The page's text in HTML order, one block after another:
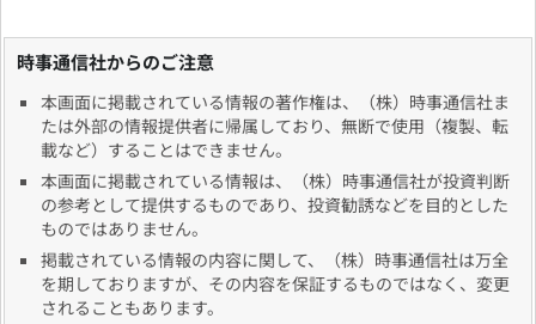
時事通信社からのご注意
本画面に掲載されている情報の著作権は、（株）時事通信社ま
たは外部の情報提供者に帰属しており、無断で使用（複製、転
載など）することはできません。
本画面に掲載されている情報は、（株）時事通信社が投資判断
の参考として提供するものであり、投資勧誘などを目的とした
ものではありません。
掲載されている情報の内容に関して、（株）時事通信社は万全
を期しておりますが、その内容を保証するものではなく、変更
されることもあります。